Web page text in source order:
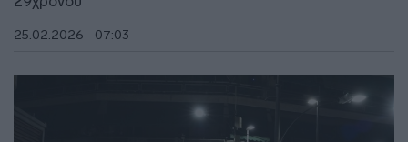
25.02.2026 - 07:03